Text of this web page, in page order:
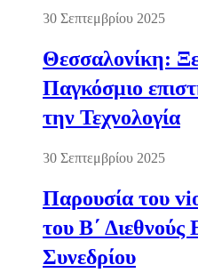
30 Σεπτεμβρίου 2025
Θεσσαλονίκη:
Παγκόσμιο
την Τεχνολογία
30 Σεπτεμβρίου 2025
Παρουσία του
του Β΄ Διεθνούς
Συνεδρίου